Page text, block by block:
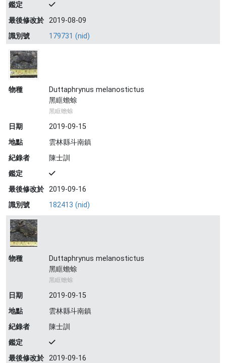
鑑定
最後修改於 2019-08-09
識別號
179731 (nid)
物種
Duttaphrynus melanostictus
黑眶蟾蜍
黑眶蟾蜍
日期
2019-09-15
地點
雲林縣斗南鎮
紀錄者
陳士訓
鑑定
最後修改於 2019-09-16
識別號
182413 (nid)
物種
Duttaphrynus melanostictus
黑眶蟾蜍
黑眶蟾蜍
日期
2019-09-15
地點
雲林縣斗南鎮
紀錄者
陳士訓
鑑定
最後修改於 2019-09-16